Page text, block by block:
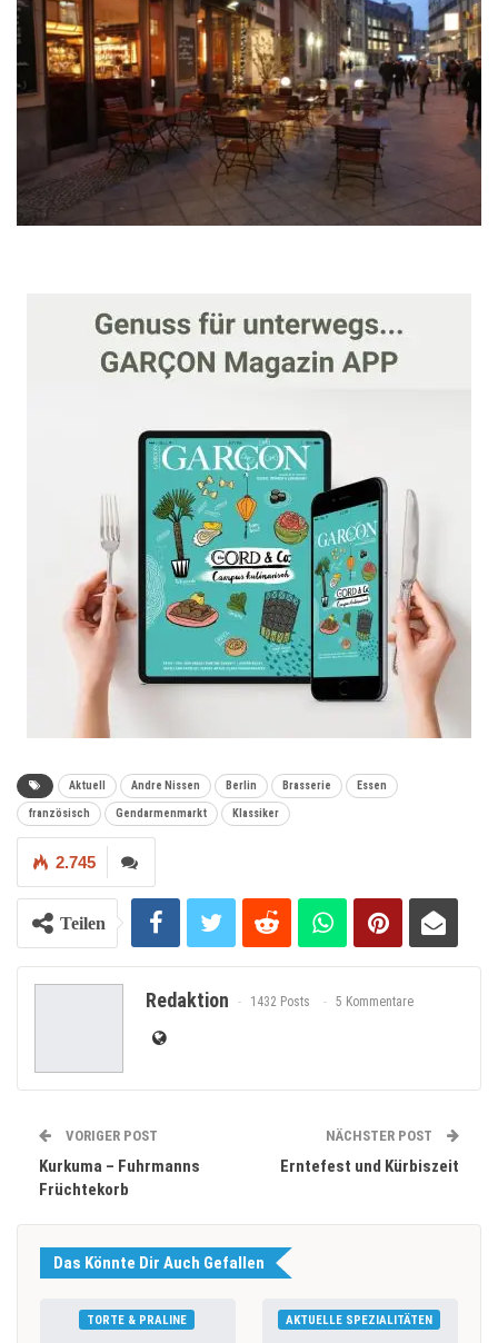
Aktuell Andre Nissen Berlin Brasserie Essen
französisch Gendarmenmarkt Klassiker
2.745
Teilen
Redaktion 1432 Posts 5 Kommentare
VORIGER POST
Kurkuma – Fuhrmanns
Früchtekorb
NÄCHSTER POST
Erntefest und Kürbiszeit
Das Könnte Dir Auch Gefallen
TORTE & PRALINE AKTUELLE SPEZIALITÄTEN